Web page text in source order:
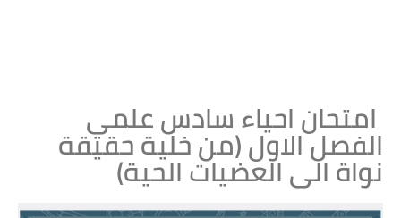
امتحان احياء سادس علمي
الفصل الاول (من خلية حقيقة
نواة الى العضيات الحية)